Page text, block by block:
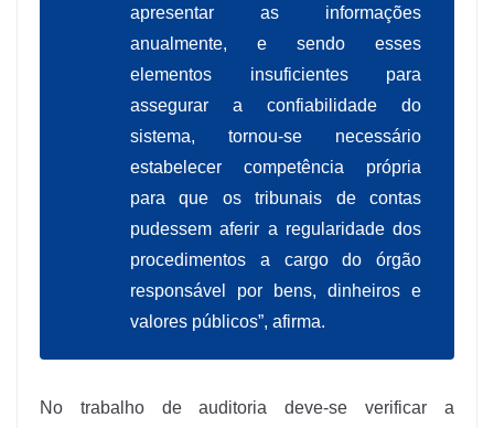
apresentar as informações
anualmente, e sendo esses
elementos insuficientes para
assegurar a confiabilidade do
sistema, tornou-se necessário
estabelecer competência própria
para que os tribunais de contas
pudessem aferir a regularidade dos
procedimentos a cargo do órgão
responsável por bens, dinheiros e
valores públicos”, afirma.
No trabalho de auditoria deve-se verificar a